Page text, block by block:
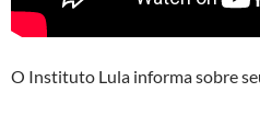
O Instituto Lula informa sobre